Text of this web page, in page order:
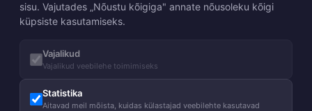
sisu. Vajutades „Nõustu kõigiga" annate nõusoleku kõigi
küpsiste kasutamiseks.
Vajalikud
Vajalikud veebilehe toimimiseks
Statistika
Aitavad meil mõista, kuidas külastajad veebilehte kasutavad